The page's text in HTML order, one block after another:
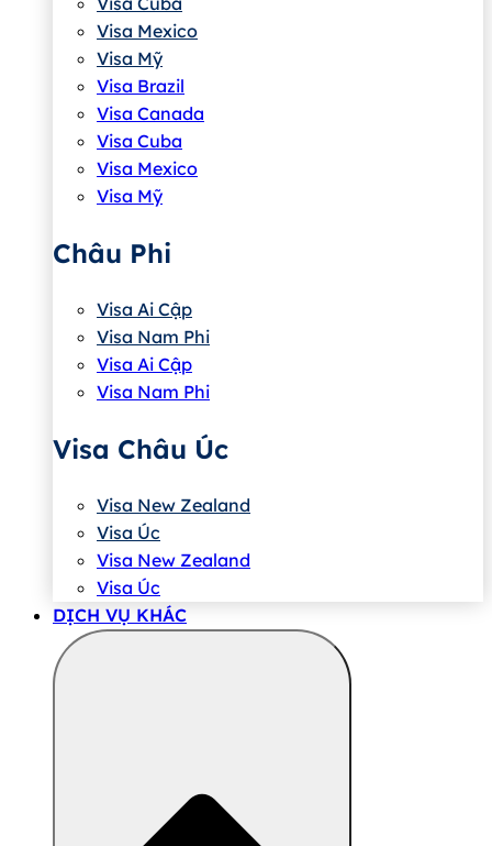
Visa Mexico
Visa Mỹ
Visa Brazil
Visa Canada
Visa Cuba
Visa Mexico
Visa Mỹ
Châu Phi
Visa Ai Cập
Visa Nam Phi
Visa Ai Cập
Visa Nam Phi
Visa Châu Úc
Visa New Zealand
Visa Úc
Visa New Zealand
Visa Úc
DỊCH VỤ KHÁC